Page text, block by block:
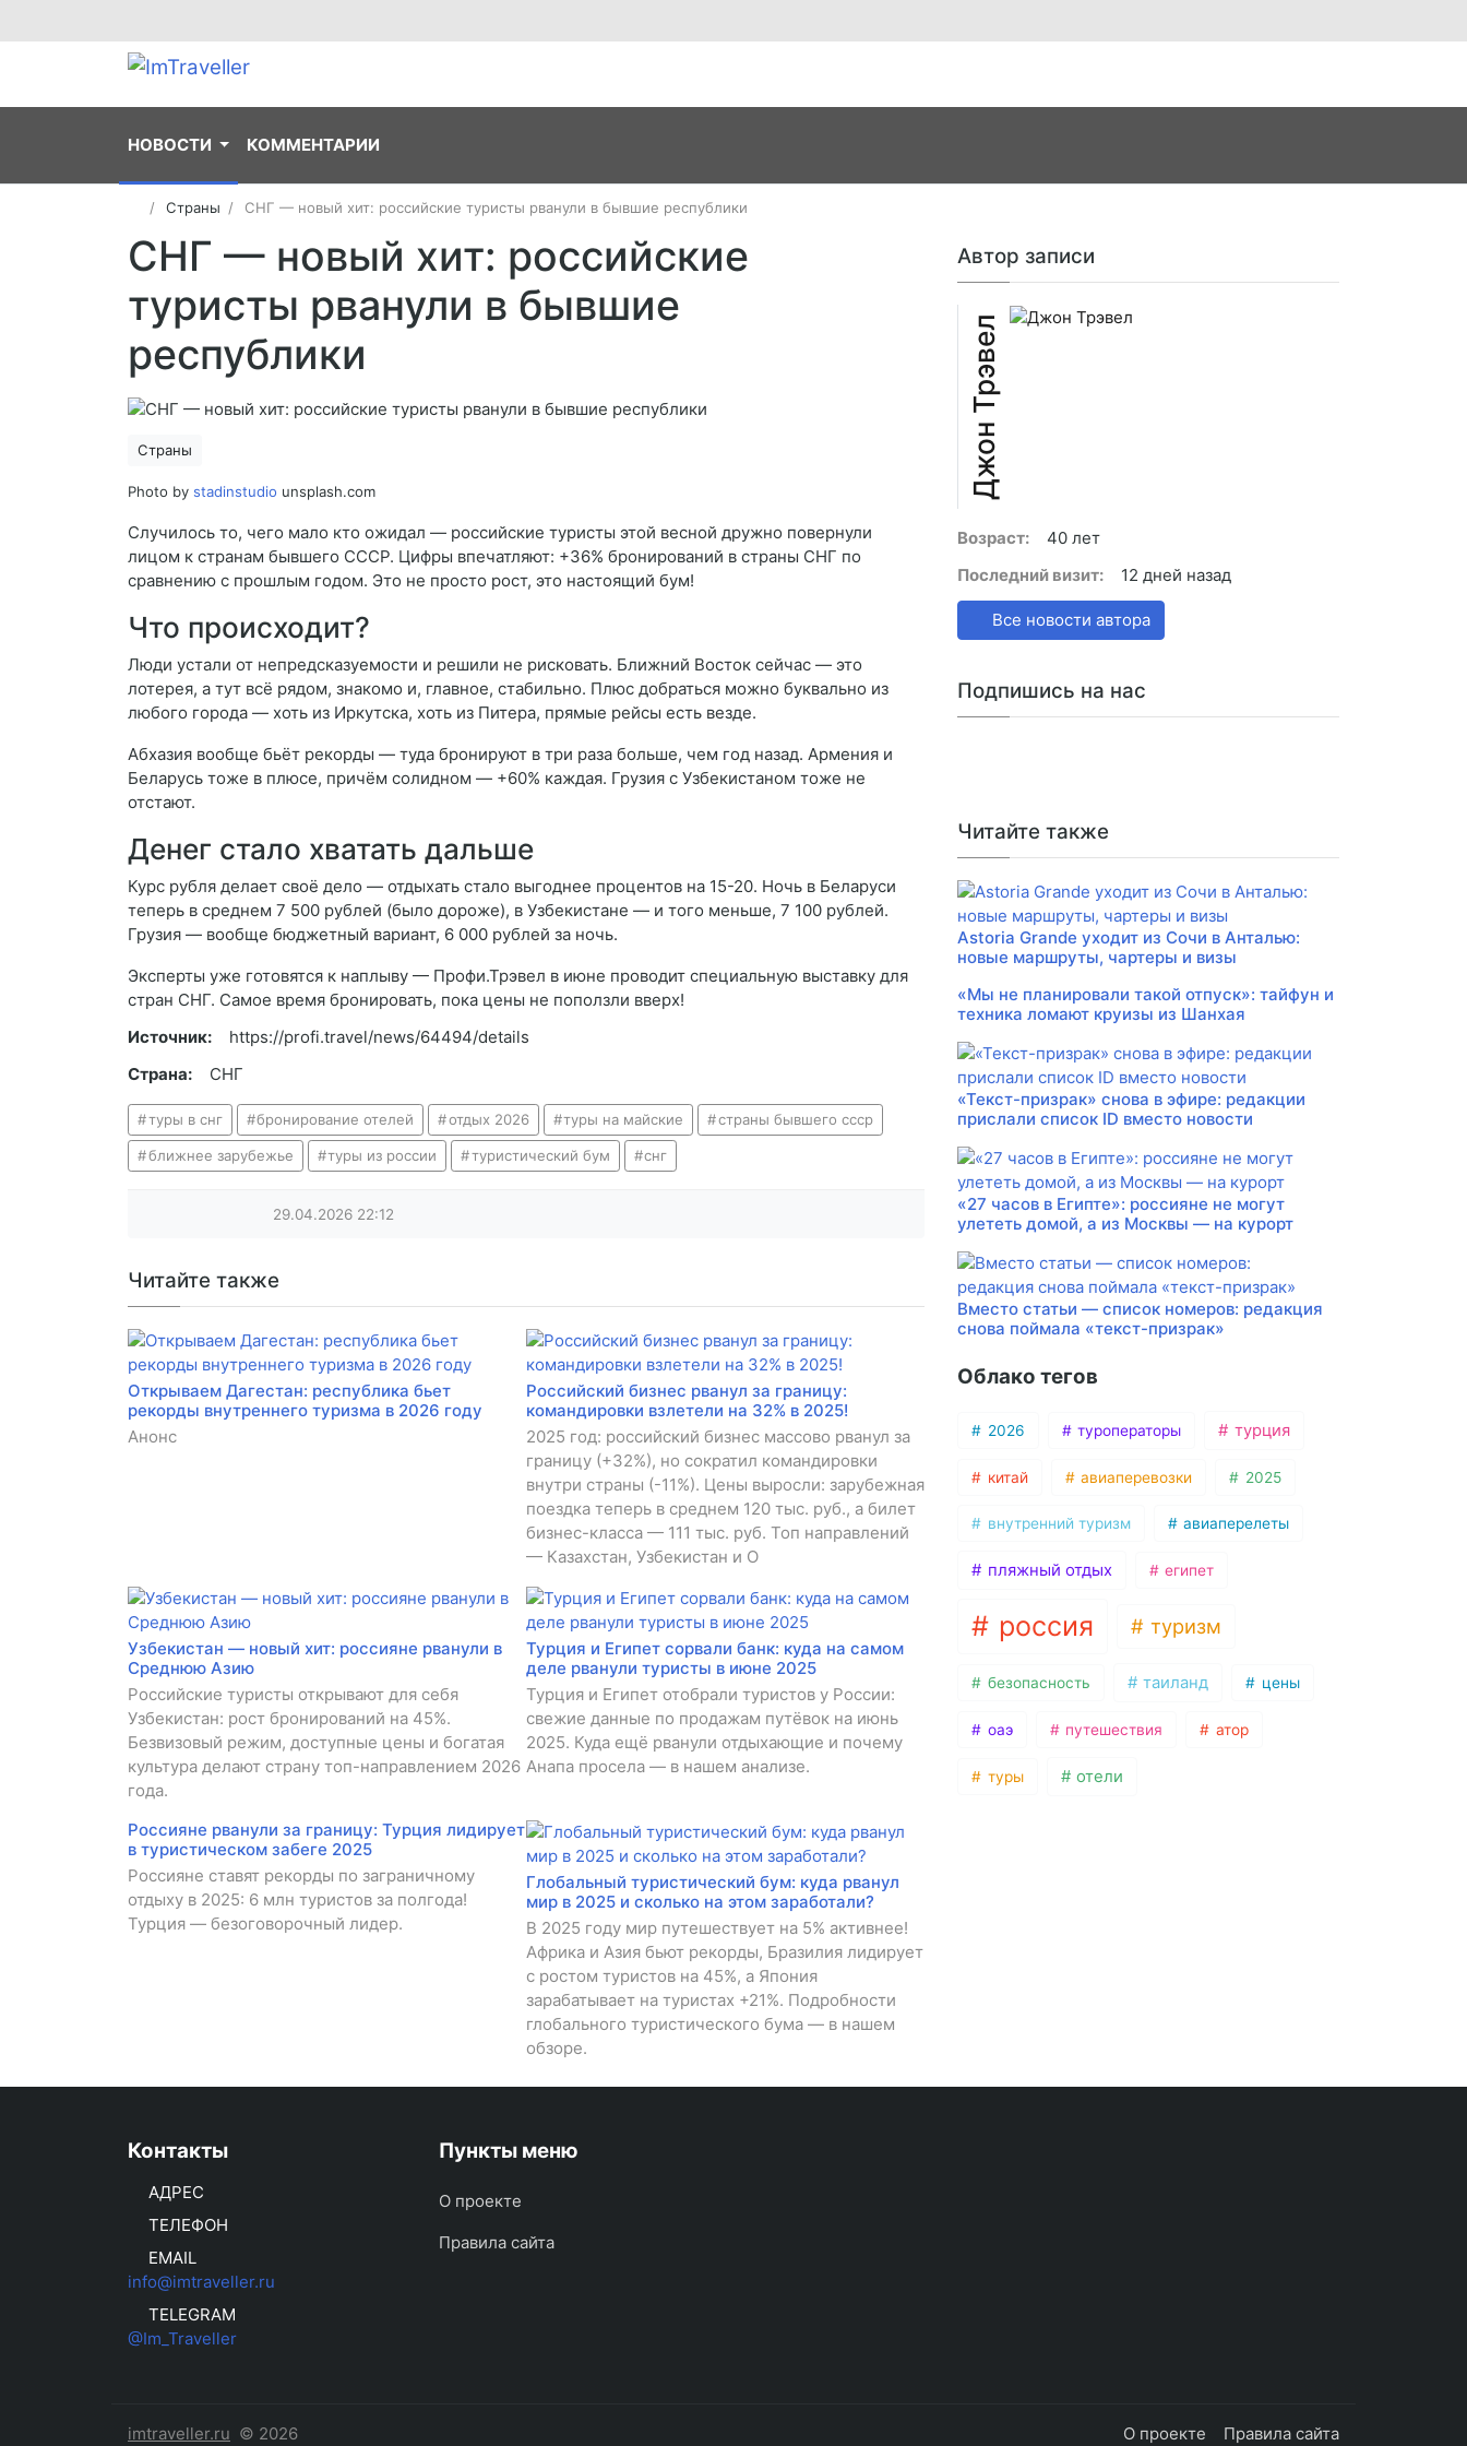
НОВОСТИ КОММЕНТАРИИ
Страны СНГ — новый хит: российские туристы рванули в бывшие республики
СНГ — новый хит: российские
туристы рванули в бывшие
республики
Страны
Photo by stadinstudio unsplash.com
Случилось то, чего мало кто ожидал — российские туристы этой весной дружно повернули
лицом к странам бывшего СССР. Цифры впечатляют: +36% бронирований в страны СНГ по
сравнению с прошлым годом. Это не просто рост, это настоящий бум!
Что происходит?
Люди устали от непредсказуемости и решили не рисковать. Ближний Восток сейчас — это
лотерея, а тут всё рядом, знакомо и, главное, стабильно. Плюс добраться можно буквально из
любого города — хоть из Иркутска, хоть из Питера, прямые рейсы есть везде.
Абхазия вообще бьёт рекорды — туда бронируют в три раза больше, чем год назад. Армения и
Беларусь тоже в плюсе, причём солидном — +60% каждая. Грузия с Узбекистаном тоже не
отстают.
Денег стало хватать дальше
Курс рубля делает своё дело — отдыхать стало выгоднее процентов на 15-20. Ночь в Беларуси
теперь в среднем 7 500 рублей (было дороже), в Узбекистане — и того меньше, 7 100 рублей.
Грузия — вообще бюджетный вариант, 6 000 рублей за ночь.
Эксперты уже готовятся к наплыву — Профи.Трэвел в июне проводит специальную выставку для
стран СНГ. Самое время бронировать, пока цены не поползли вверх!
Источник:
https://profi.travel/news/64494/details
Страна:
СНГ
туры в снг бронирование отелей отдых 2026 туры на майские страны бывшего ссср
ближнее зарубежье туры из россии туристический бум снг
29.04.2026 22:12
Читайте также
Открываем Дагестан: республика бьет
рекорды внутреннего туризма в 2026 году
Анонс
Российский бизнес рванул за границу:
командировки взлетели на 32% в 2025!
2025 год: российский бизнес массово рванул за
границу (+32%), но сократил командировки
внутри страны (-11%). Цены выросли: зарубежная
поездка теперь в среднем 120 тыс. руб., а билет
бизнес-класса — 111 тыс. руб. Топ направлений
— Казахстан, Узбекистан и О
Узбекистан — новый хит: россияне рванули в
Среднюю Азию
Российские туристы открывают для себя
Узбекистан: рост бронирований на 45%.
Безвизовый режим, доступные цены и богатая
культура делают страну топ-направлением 2026
года.
Турция и Египет сорвали банк: куда на самом
деле рванули туристы в июне 2025
Турция и Египет отобрали туристов у России:
свежие данные по продажам путёвок на июнь
2025. Куда ещё рванули отдыхающие и почему
Анапа просела — в нашем анализе.
Россияне рванули за границу: Турция лидирует
в туристическом забеге 2025
Россияне ставят рекорды по заграничному
отдыху в 2025: 6 млн туристов за полгода!
Турция — безоговорочный лидер.
Глобальный туристический бум: куда рванул
мир в 2025 и сколько на этом заработали?
В 2025 году мир путешествует на 5% активнее!
Африка и Азия бьют рекорды, Бразилия лидирует
с ростом туристов на 45%, а Япония
зарабатывает на туристах +21%. Подробности
глобального туристического бума — в нашем
обзоре.
Автор записи
Джон Трэвел
Возраст:
40 лет
Последний визит:
12 дней назад
Все новости автора
Подпишись на нас
Читайте также
Astoria Grande уходит из Сочи в Анталью:
новые маршруты, чартеры и визы
«Мы не планировали такой отпуск»: тайфун и
техника ломают круизы из Шанхая
«Текст-призрак» снова в эфире: редакции
прислали список ID вместо новости
«27 часов в Египте»: россияне не могут
улететь домой, а из Москвы — на курорт
Вместо статьи — список номеров: редакция
снова поймала «текст-призрак»
Облако тегов
2026 туроператоры турция
китай авиаперевозки 2025
внутренний туризм авиаперелеты
пляжный отдых египет
россия туризм
безопасность таиланд цены
оаэ путешествия атор
туры отели
Контакты
АДРЕС
ТЕЛЕФОН
EMAIL
info@imtraveller.ru
TELEGRAM
@Im_Traveller
Пункты меню
О проекте
Правила сайта
imtraveller.ru © 2026 О проекте Правила сайта